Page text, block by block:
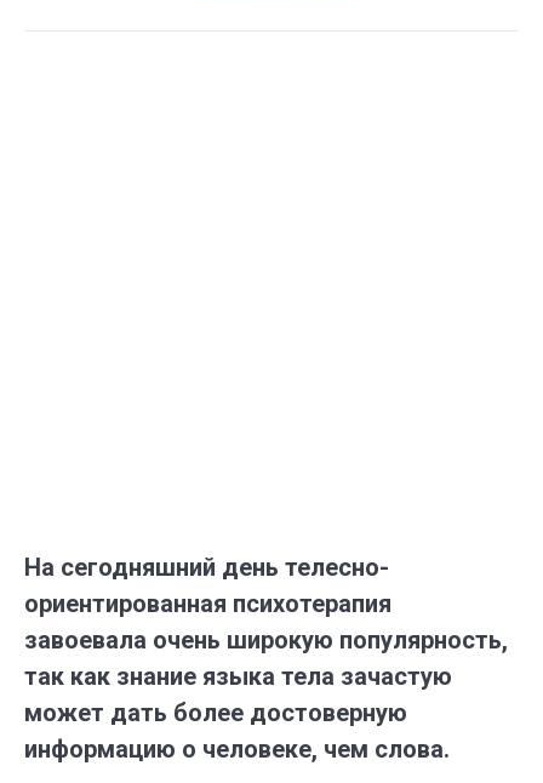
На сегодняшний день телесно-
ориентированная психотерапия
завоевала очень широкую популярность,
так как знание языка тела зачастую
может дать более достоверную
информацию о человеке, чем слова.